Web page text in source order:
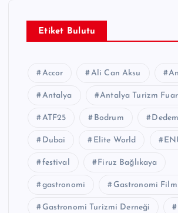
Etiket Bulutu
Accor Ali Can Aksu
Antalya Antalya Turizm
ATF25 Bodrum
Dubai Elite World
festival Firuz Bağlıkaya
gastronomi Gastronomi
Gastronomi Turizmi Derneği